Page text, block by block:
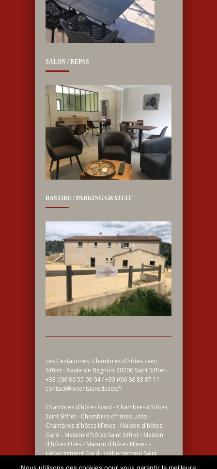
SALON / REPAS
BASTIDE / PARKING GRATUIT
Les Centaurines, Chambres d'hôtes Saint
Siffret - Route de Bagnols 30700 Saint Siffret -
+33 (0)6 86 55 00 04 / +33 (0)6 86 83 87 11 -
contact@lecentaureduzes.fr
Chambres d'hôtes Gard - Chambres d'hôtes
Saint Siffret - Chambres d'hôtes Uzès -
Chambres d'hôtes Nîmes - Maison d'hôtes
Gard - Maison d'hôtes Saint Siffret - Maison
d'hôtes Uzès - Maison d'hôtes Nîmes -
Hébergement Gard - Hébergement Saint